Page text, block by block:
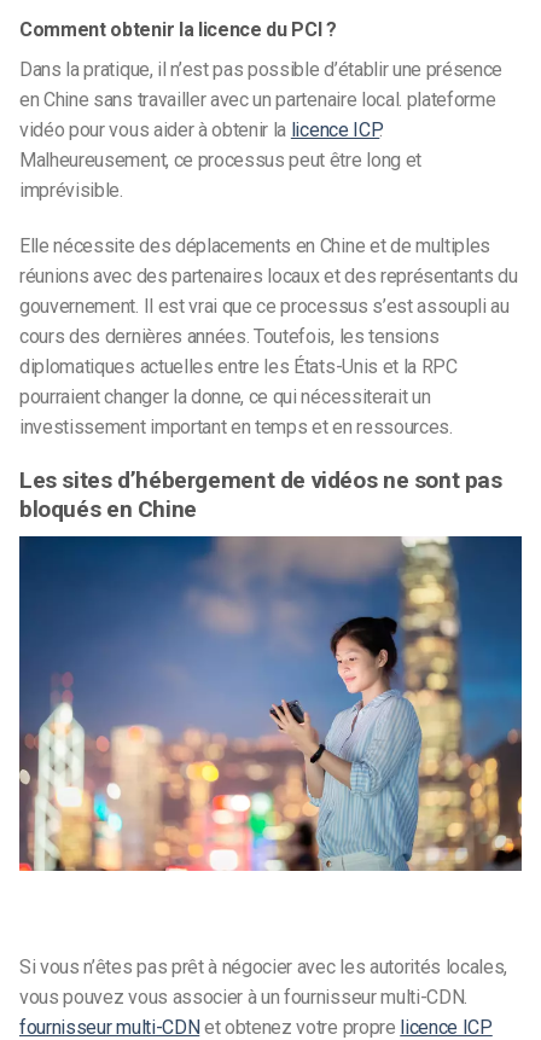
Comment obtenir la licence du PCI ?
Dans la pratique, il n’est pas possible d’établir une présence
en Chine sans travailler avec un partenaire local. plateforme
vidéo pour vous aider à obtenir la licence ICP.
Malheureusement, ce processus peut être long et
imprévisible.
Elle nécessite des déplacements en Chine et de multiples
réunions avec des partenaires locaux et des représentants du
gouvernement. Il est vrai que ce processus s’est assoupli au
cours des dernières années. Toutefois, les tensions
diplomatiques actuelles entre les États-Unis et la RPC
pourraient changer la donne, ce qui nécessiterait un
investissement important en temps et en ressources.
Les sites d’hébergement de vidéos ne sont pas
bloqués en Chine
Si vous n’êtes pas prêt à négocier avec les autorités locales,
vous pouvez vous associer à un fournisseur multi-CDN.
fournisseur multi-CDNet obtenez votre propre licence ICP